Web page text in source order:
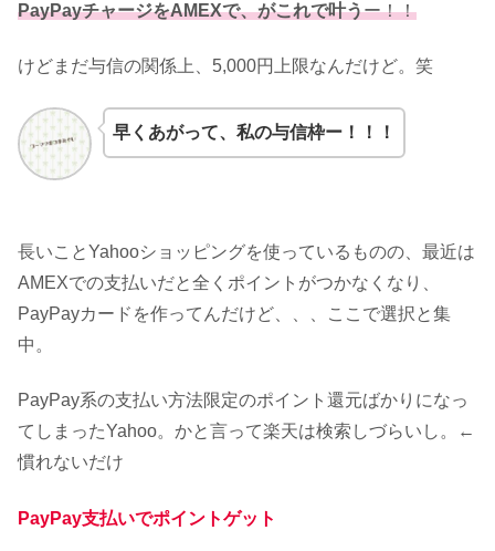
PayPayチャージをAMEXで、がこれで叶うー！！
けどまだ与信の関係上、5,000円上限なんだけど。笑
早くあがって、私の与信枠ー！！！
長いことYahooショッピングを使っているものの、最近は
AMEXでの支払いだと全くポイントがつかなくなり、
PayPayカードを作ってんだけど、、、ここで選択と集
中。
PayPay系の支払い方法限定のポイント還元ばかりになっ
てしまったYahoo。かと言って楽天は検索しづらいし。←
慣れないだけ
PayPay支払いでポイントゲット